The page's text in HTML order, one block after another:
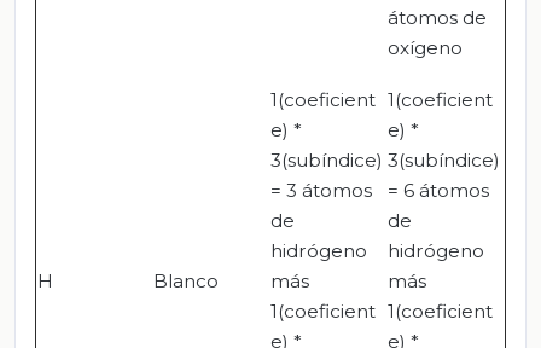
átomos de
oxígeno
H Blanco
1(coeficient
e) *
3(subíndice)
= 3 átomos
de
hidrógeno
más
1(coeficient
e) *
1(coeficient
e) *
3(subíndice)
= 6 átomos
de
hidrógeno
más
1(coeficient
e) *